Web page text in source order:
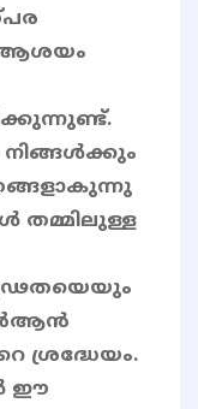
ആശയം
തമ്മിലുള്ള
ശ്രദ്ധേയം.
ഈ